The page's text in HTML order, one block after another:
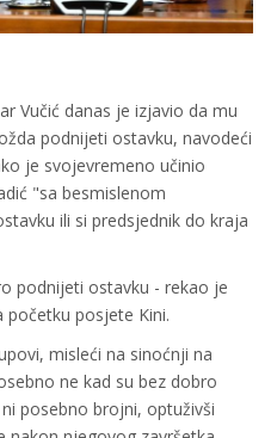
Vučić danas je izjavio da mu
podnijeti ostavku, navodeći
je svojevremeno učinio
"sa besmislenom
ili si predsjednik do kraja
podnijeti ostavku - rekao je
početku posjete Kini.
misleći na sinoćnji na
ne kad su bez dobro
posebno brojni, optuživši